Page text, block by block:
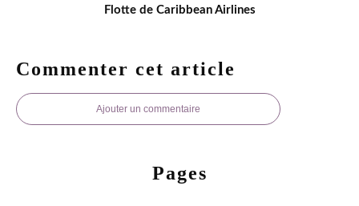
Flotte de Caribbean Airlines
Commenter cet article
Ajouter un commentaire
Pages